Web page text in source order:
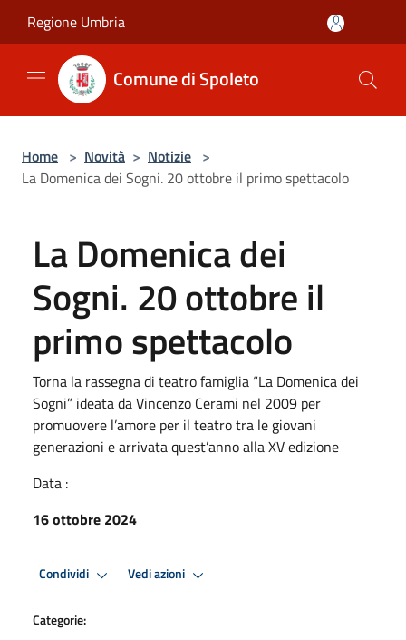
Regione Umbria
Comune di Spoleto
Home > Novità > Notizie >
La Domenica dei Sogni. 20 ottobre il primo spettacolo
La Domenica dei
Sogni. 20 ottobre il
primo spettacolo
Torna la rassegna di teatro famiglia “La Domenica dei
Sogni” ideata da Vincenzo Cerami nel 2009 per
promuovere l’amore per il teatro tra le giovani
generazioni e arrivata quest’anno alla XV edizione
Data :
16 ottobre 2024
Condividi Vedi azioni
Categorie: